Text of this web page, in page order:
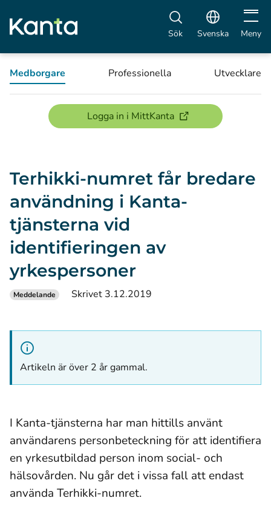
Sök Svenska Öppna
Meny
Medborgare Professionella Utvecklare
Logga in i MittKanta(öppnas i ett nytt
Terhikki-numret får bredare
användning i Kanta-
tjänsterna vid
identifieringen av
yrkespersoner
Meddelande Skrivet 3.12.2019
Artikeln är över 2 år gammal.
I Kanta-tjänsterna har man hittills använt
användarens personbeteckning för att identifiera
en yrkesutbildad person inom social- och
hälsovården. Nu går det i vissa fall att endast
använda Terhikki-numret.